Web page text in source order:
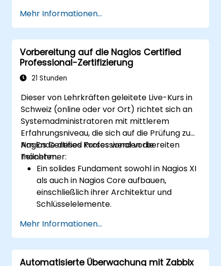
Mehr Informationen...
Vorbereitung auf die Nagios Certified
Professional-Zertifizierung
21 Stunden
Dieser von Lehrkräften geleitete Live-Kurs in
Schweiz (online oder vor Ort) richtet sich an
Systemadministratoren mit mittlerem
Erfahrungsniveau, die sich auf die Prüfung zum
Nagios Certified Professional vorbereiten
möchten.
Am Ende dieses Kurses werden die
Teilnehmer:
Ein solides Fundament sowohl in Nagios XI
als auch in Nagios Core aufbauen,
einschließlich ihrer Architektur und
Schlüsselelemente.
Netzwerkkomponenten effektiv mit
Nagios überwachen.
Nagios für die Datenvisualisierung,
Dashboards und Berichterstellung nutzen.
Mehr Informationen...
Automatisierte Überwachung mit Zabbix